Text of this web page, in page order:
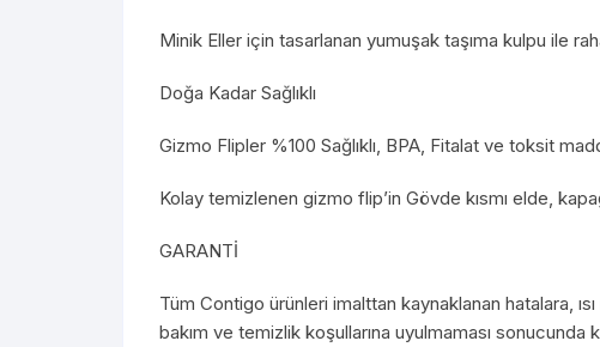
Minik Eller için tasarlanan yumuşak taşıma kulpu ile
Doğa Kadar Sağlıklı
Gizmo Flipler %100 Sağlıklı, BPA, Fitalat ve toksit
Kolay temizlenen gizmo flip’in Gövde kısmı elde,
GARANTİ
Tüm Contigo ürünleri imalttan kaynaklanan hatalara,
bakım ve temizlik koşullarına uyulmaması